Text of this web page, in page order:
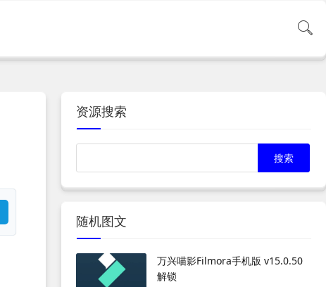
资源搜索
随机图文
万兴喵影Filmora手机版 v15.0.50
解锁